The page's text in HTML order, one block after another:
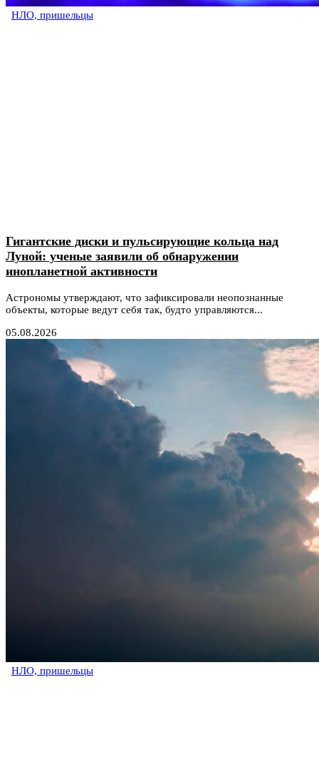
НЛО, пришельцы
Гигантские диски и пульсирующие кольца над
Луной: ученые заявили об обнаружении
инопланетной активности
Астрономы утверждают, что зафиксировали неопознанные
объекты, которые ведут себя так, будто управляются...
05.08.2026
НЛО, пришельцы